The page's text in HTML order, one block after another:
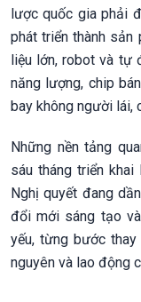
lược quốc gia phải
phát triển thành sản
liệu lớn, robot và tự
năng lượng, chip
bay không người lái,
Những nền tảng
sáu tháng triển
Nghị quyết đang
đổi mới sáng tạo
yếu, từng bước
nguyên và lao động